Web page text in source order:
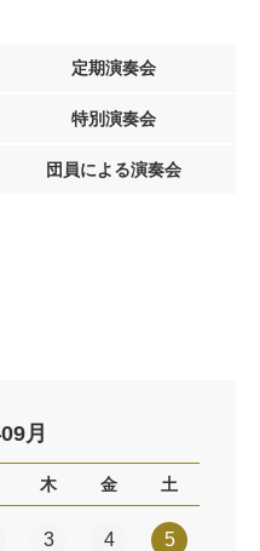
定期演奏会
特別演奏会
団員による演奏会
月
木 金 土
3 4 5